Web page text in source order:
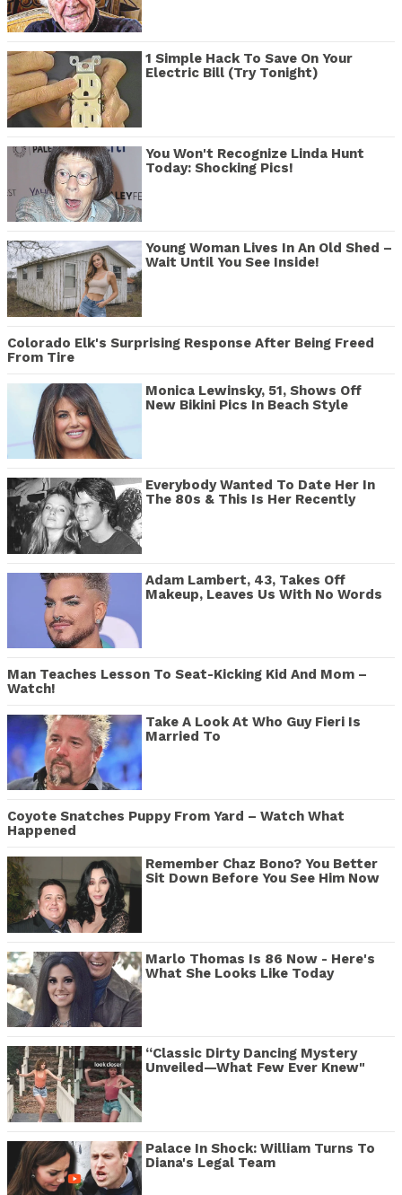
1 Simple Hack To Save On Your
Electric Bill (Try Tonight)
You Won't Recognize Linda Hunt
Today: Shocking Pics!
Young Woman Lives In An Old Shed –
Wait Until You See Inside!
Colorado Elk's Surprising Response After Being Freed
From Tire
Monica Lewinsky, 51, Shows Off
New Bikini Pics In Beach Style
Everybody Wanted To Date Her In
The 80s & This Is Her Recently
Adam Lambert, 43, Takes Off
Makeup, Leaves Us With No Words
Man Teaches Lesson To Seat-Kicking Kid And Mom –
Watch!
Take A Look At Who Guy Fieri Is
Married To
Coyote Snatches Puppy From Yard – Watch What
Happened
Remember Chaz Bono? You Better
Sit Down Before You See Him Now
Marlo Thomas Is 86 Now - Here's
What She Looks Like Today
“Classic Dirty Dancing Mystery
Unveiled—What Few Ever Knew"
Palace In Shock: William Turns To
Diana's Legal Team